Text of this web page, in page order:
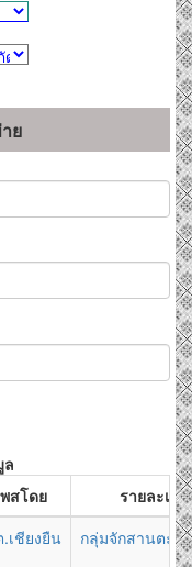
ย
ล
สโดย
รายละเอี
เชียงยืน กลุ่มจักสานตะก